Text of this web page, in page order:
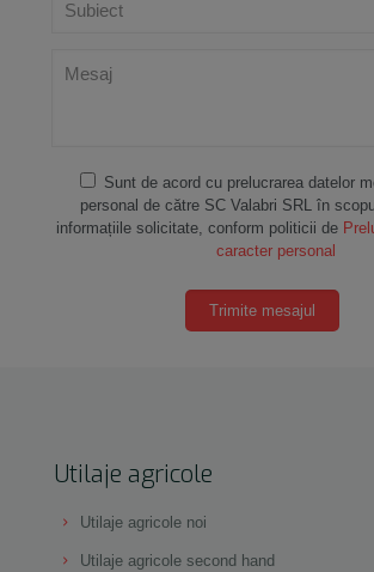
Sunt de acord cu prelucrarea datelor
personal de către SC Valabri SRL în
informațiile solicitate, conform politicii de
caracter personal
Utilaje agricole
Utilaje agricole noi
Utilaje agricole second hand